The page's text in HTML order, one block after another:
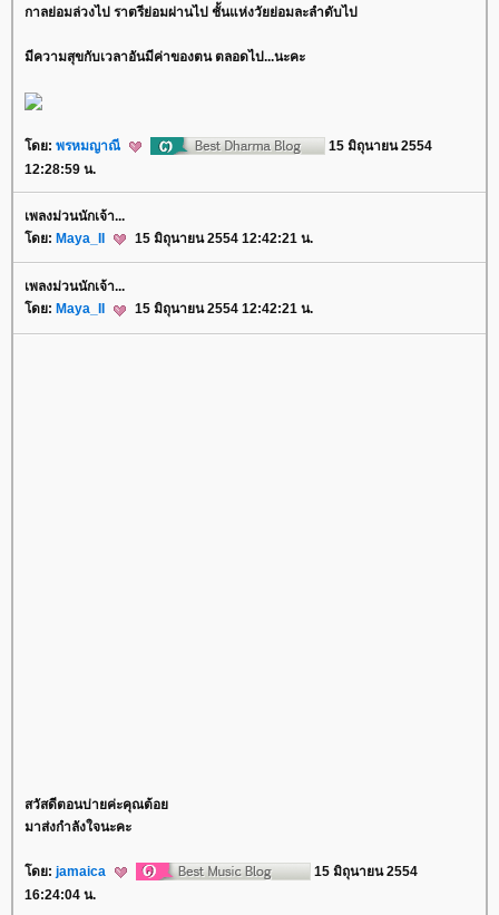
กาลย่อมล่วงไป ราตรีย่อมผ่านไป ชั้นแห่งวัยย่อมละลำดับไป
มีความสุขกับเวลาอันมีค่าของตน ตลอดไป...นะคะ
ดย: พรหมญาณี
15 มิถุนายน 2554
12:28:59 น.
เพลงม่วนนักเจ้า...
ดย: Maya_II 15 มิถุนายน 2554 12:42:21 น.
เพลงม่วนนักเจ้า...
ดย: Maya_II 15 มิถุนายน 2554 12:42:21 น.
สวัสดีตอนบ่ายค่ะคุณต้อ
มาส่งกำลังใจนะคะ
ดย: jamaica
15 มิถุนายน 2554
16:24:04 น.